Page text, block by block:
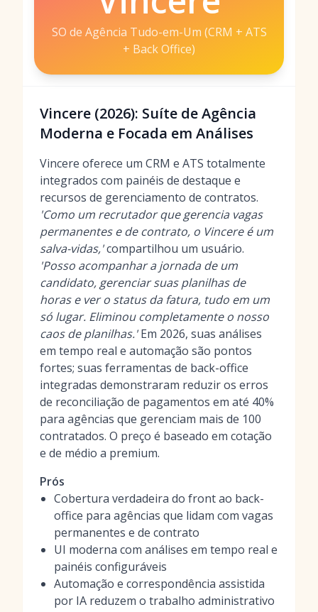
SO de Agência Tudo-em-Um (CRM + ATS
+ Back Office)
Vincere (2026): Suíte de Agência
Moderna e Focada em Análises
Vincere oferece um CRM e ATS totalmente
integrados com painéis de destaque e
recursos de gerenciamento de contratos.
'Como um recrutador que gerencia vagas
permanentes e de contrato, o Vincere é um
salva-vidas,'compartilhou um usuário.
'Posso acompanhar a jornada de um
candidato, gerenciar suas planilhas de
horas e ver o status da fatura, tudo em um
só lugar. Eliminou completamente o nosso
caos de planilhas.'Em 2026, suas análises
em tempo real e automação são pontos
fortes; suas ferramentas de back-office
integradas demonstraram reduzir os erros
de reconciliação de pagamentos em até 40%
para agências que gerenciam mais de 100
contratados. O preço é baseado em cotação
e de médio a premium.
Prós
Cobertura verdadeira do front ao back-
office para agências que lidam com vagas
permanentes e de contrato
UI moderna com análises em tempo real e
painéis configuráveis
Automação e correspondência assistida
por IA reduzem o trabalho administrativo